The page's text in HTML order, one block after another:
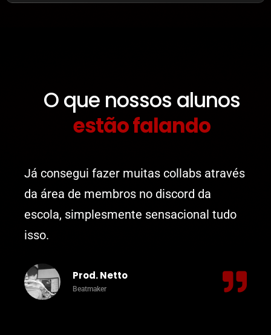
O que nossos alunos
estão falando
Já consegui fazer muitas collabs através
da área de membros no discord da
escola, simplesmente sensacional tudo
isso.
Prod. Netto
Beatmaker